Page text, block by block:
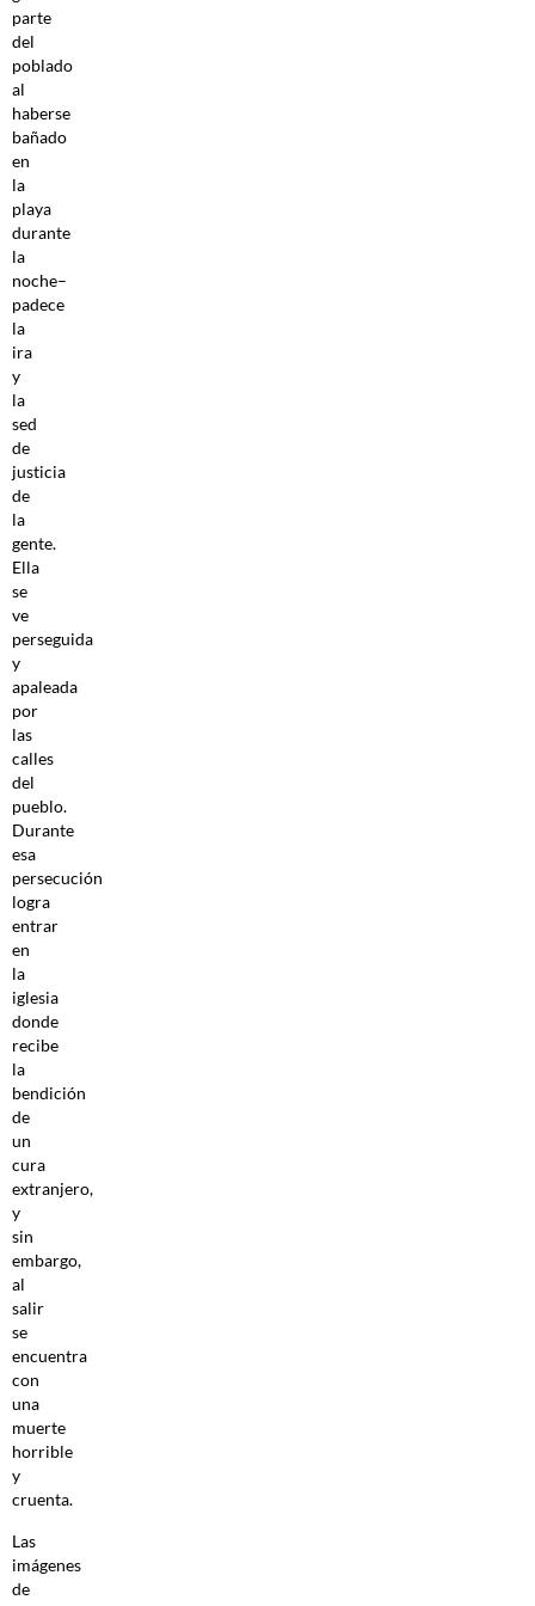
parte
del
poblado
al
haberse
bañado
en
la
playa
durante
la
noche–
padece
la
ira
y
la
sed
de
justicia
de
la
gente.
Ella
se
ve
perseguida
y
apaleada
por
las
calles
del
pueblo.
Durante
esa
persecución
logra
entrar
en
la
iglesia
donde
recibe
la
bendición
de
un
cura
extranjero,
y
sin
embargo,
al
salir
se
encuentra
con
una
muerte
horrible
y
cruenta.
Las
imágenes
de